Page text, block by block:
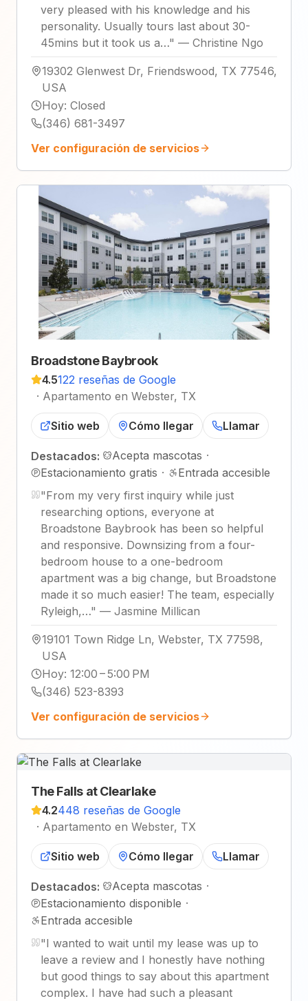
very pleased with his knowledge and his
personality. Usually tours last about 30-
45mins but it took us a…" — Christine Ngo
19302 Glenwest Dr, Friendswood, TX 77546,
USA
Hoy: Closed
(346) 681-3497
Ver configuración de servicios
Broadstone Baybrook
4.5122 reseñas de Google
· Apartamento en Webster, TX
Sitio web Cómo llegar Llamar
Destacados: Acepta mascotas ·
Estacionamiento gratis ·
Entrada accesible
"From my very first inquiry while just
researching options, everyone at
Broadstone Baybrook has been so helpful
and responsive. Downsizing from a four-
bedroom house to a one-bedroom
apartment was a big change, but Broadstone
made it so much easier! The team, especially
Ryleigh,…" — Jasmine Millican
19101 Town Ridge Ln, Webster, TX 77598,
USA
Hoy: 12:00 – 5:00 PM
(346) 523-8393
Ver configuración de servicios
The Falls at Clearlake
4.2448 reseñas de Google
· Apartamento en Webster, TX
Sitio web Cómo llegar Llamar
Destacados: Acepta mascotas ·
Estacionamiento disponible ·
Entrada accesible
"I wanted to wait until my lease was up to
leave a review and I honestly have nothing
but good things to say about this apartment
complex. I have had such a pleasant